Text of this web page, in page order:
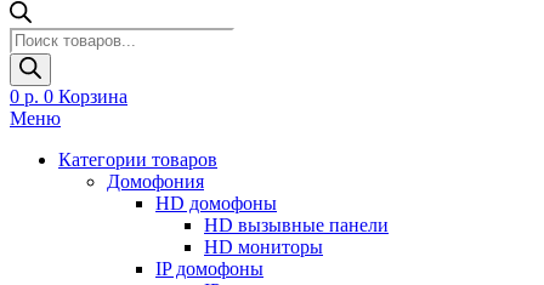
Поиск
товаров
0 р. 0 Корзина
Меню
Категории товаров
Домофония
HD домофоны
HD вызывные панели
HD мониторы
IP домофоны